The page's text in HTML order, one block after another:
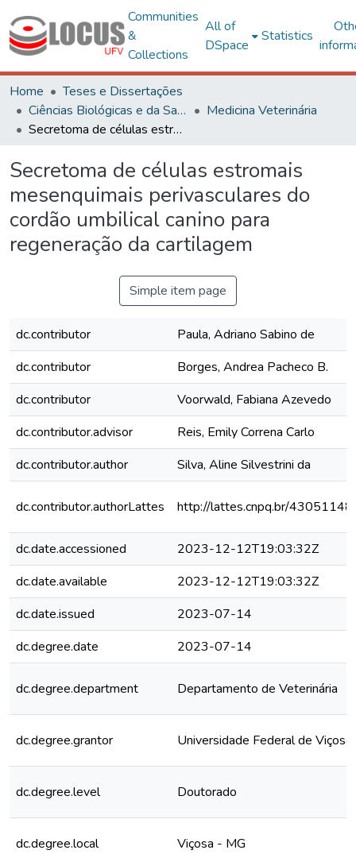
Communities
&
Collections
All of
DSpace
Statistics
Home
Teses e Dissertações
Ciências Biológicas e da Saúde
Medicina Veterinária
Secretoma de células estromais mesenquimais perivasculares do cordão umbilical canino para regeneração da cartilagem
Secretoma de células estromais
mesenquimais perivasculares do
cordão umbilical canino para
regeneração da cartilagem
Simple item page
dc.contributor
Paula, Adriano Sabino de
dc.contributor
Borges, Andrea Pacheco B.
dc.contributor
Voorwald, Fabiana Azevedo
dc.contributor.advisor
Reis, Emily Correna Carlo
dc.contributor.author
Silva, Aline Silvestrini da
dc.contributor.authorLattes http://lattes.cnpq.br/
dc.date.accessioned
2023-12-12T19:03:32Z
dc.date.available
2023-12-12T19:03:32Z
dc.date.issued
2023-07-14
dc.degree.date
2023-07-14
dc.degree.department Departamento de Veterinária
dc.degree.grantor Universidade Federal de Viçosa
dc.degree.level Doutorado
dc.degree.local Viçosa - MG